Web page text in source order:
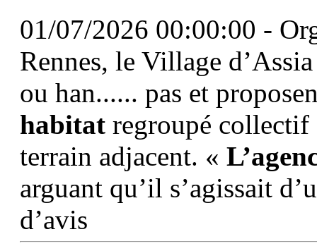
01/07/2026 00:00:00 -
Rennes, le Village
ou han...... pas et
habitat regroupé collectif
terrain adjacent. «
arguant qu’il s’agissait
d’avis